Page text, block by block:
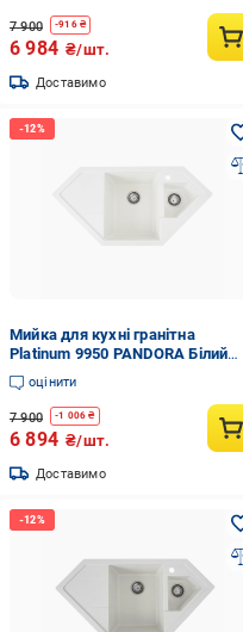
7 900 -916₴
6 984 ₴/шт.
Доставимо
Мийка для кухні гранітна
Platinum 9950 PANDORA Білий
матовий (9950-4)
оцінити
7 900 -1 006 ₴
6 894 ₴/шт.
Доставимо